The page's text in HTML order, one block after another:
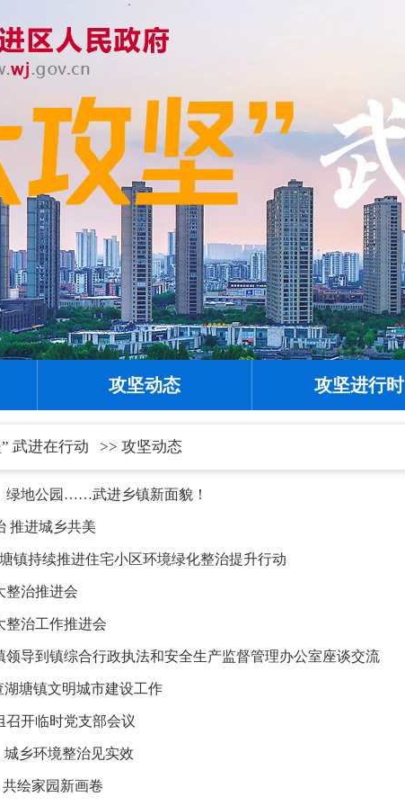
攻坚动态 攻坚进行时
武进在行动 >> 攻坚动态
绿地公园……武进乡镇新面貌！
推进城乡共美
镇持续推进住宅小区环境绿化整治提升行动
整治推进会
整治工作推进会
导到镇综合行政执法和安全生产监督管理办公室座谈交流
湖塘镇文明城市建设工作
召开临时党支部会议
城乡环境整治见实效
共绘家园新画卷